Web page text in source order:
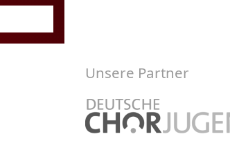
Unsere Partner